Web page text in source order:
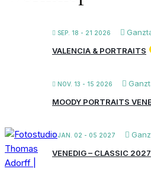
SEP. 18 - 21 2026
VALENCIA & PORTRAITS
NOV. 13 - 15 2026
MOODY PORTRAITS
JAN. 02 - 05 2027
VENEDIG – CLASSIC 2027